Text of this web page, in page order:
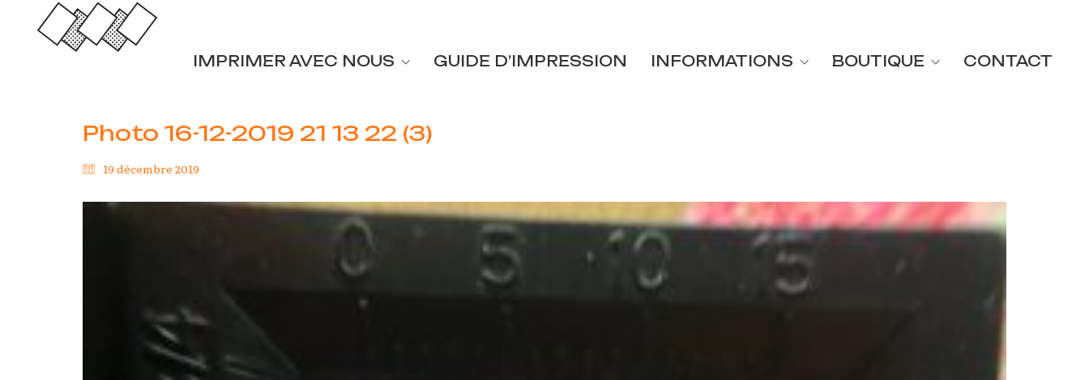
IMPRIMER AVEC NOUS GUIDE D’IMPRESSION INFORMATIONS BOUTIQUE CONTACT
Photo 16-12-2019 21 13 22 (3)
19 décembre 2019